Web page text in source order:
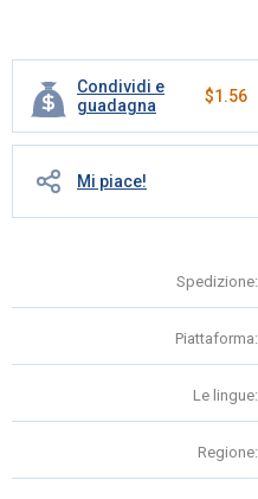
Condividi e
guadagna
$1.56
Mi piace!
Spedizione:
Piattaforma:
Le lingue:
Regione: